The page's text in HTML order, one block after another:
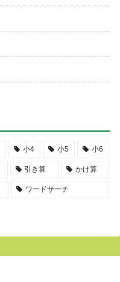
小4 小5 小6
引き算 かけ算
ワードサーチ